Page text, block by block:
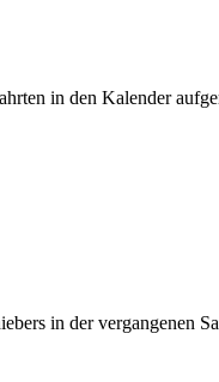
in den Kalender
in der vergangenen